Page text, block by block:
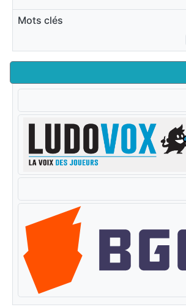
Mots clés